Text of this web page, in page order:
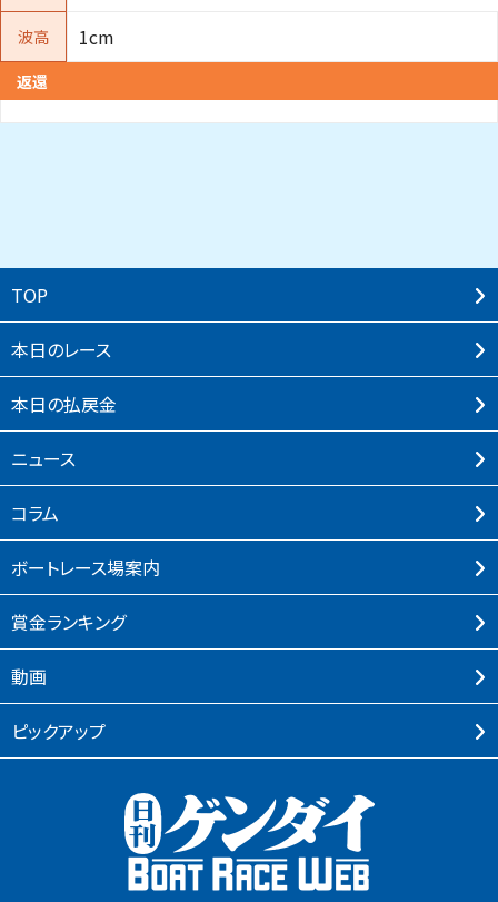
波高 1cm
返還
TOP
本⽇のレース
本⽇の払戻⾦
ニュース
コラム
ボートレース場案内
賞⾦ランキング
動画
ピックアップ